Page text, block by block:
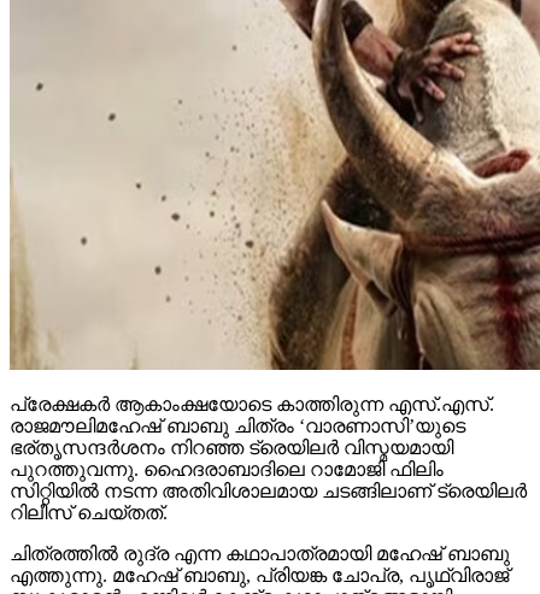
പ്രേക്ഷകര്‍ ആകാംക്ഷയോടെ കാത്തിരുന്ന എസ്.എസ്.
രാജമൗലിമഹേഷ് ബാബു ചിത്രം ‘വാരണാസി’യുടെ
ഭര്തൃസന്ദര്‍ശനം നിറഞ്ഞ ട്രെയിലര്‍ വിസ്മയമായി
പുറത്തുവന്നു. ഹൈദരാബാദിലെ റാമോജി ഫിലിം
സിറ്റിയില്‍ നടന്ന അതിവിശാലമായ ചടങ്ങിലാണ് ട്രെയിലര്‍
റിലീസ് ചെയ്തത്.
ചിത്രത്തില്‍ രുദ്ര എന്ന കഥാപാത്രമായി മഹേഷ് ബാബു
എത്തുന്നു. മഹേഷ് ബാബു, പ്രിയങ്ക ചോപ്ര, പൃഥ്വിരാജ്